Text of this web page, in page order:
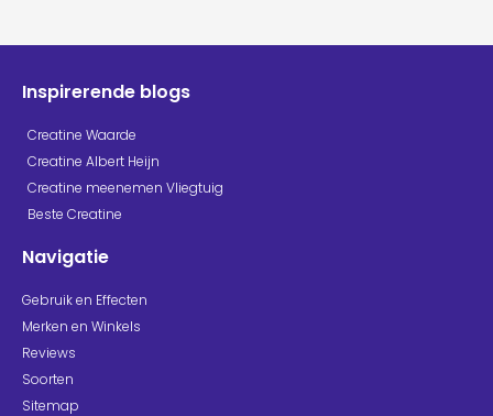
Inspirerende blogs
Creatine Waarde
Creatine Albert Heijn
Creatine meenemen Vliegtuig
Beste Creatine
Navigatie
Gebruik en Effecten
Merken en Winkels
Reviews
Soorten
Sitemap